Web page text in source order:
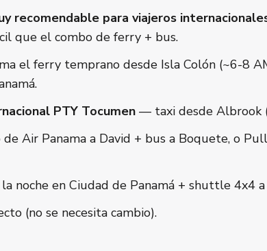
recomendable para viajeros
que el combo de ferry + bus.
el ferry temprano desde Isla Colón (~6-8
PTY Tocumen — taxi desde Albrook
Air Panama a David + bus a Boquete, o
noche en Ciudad de Panamá + shuttle 4x4
(no se necesita cambio).